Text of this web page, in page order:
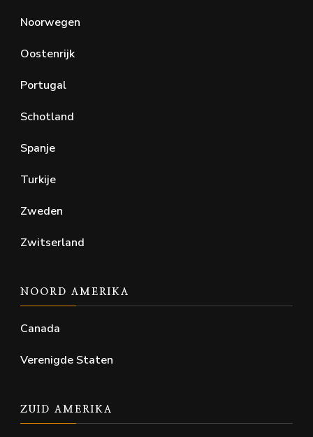
Noorwegen
Oostenrijk
Portugal
Schotland
Spanje
Turkije
Zweden
Zwitserland
NOORD AMERIKA
Canada
Verenigde Staten
ZUID AMERIKA